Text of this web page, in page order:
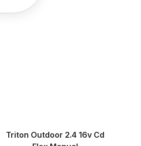
Triton Outdoor 2.4 16v Cd